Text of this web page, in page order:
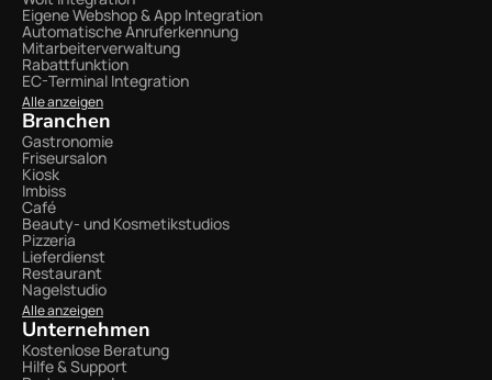
Eigene Webshop & App Integration
Automatische Anruferkennung
Mitarbeiterverwaltung
Rabattfunktion
EC-Terminal Integration
Alle anzeigen
Branchen
Gastronomie
Friseursalon
Kiosk
Imbiss
Café
Beauty- und Kosmetikstudios
Pizzeria
Lieferdienst
Restaurant
Nagelstudio
Alle anzeigen
Unternehmen
Kostenlose Beratung
Hilfe & Support